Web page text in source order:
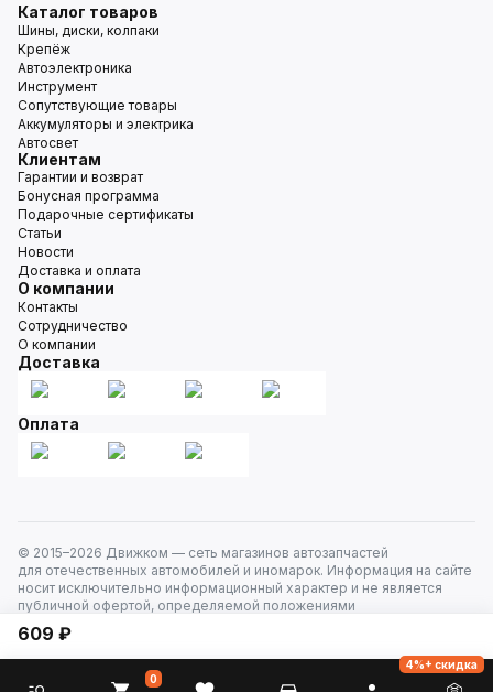
609 ₽
Каталог товаров
Шины, диски, колпаки
Крепёж
Автоэлектроника
Инструмент
Сопутствующие товары
Аккумуляторы и электрика
Автосвет
Клиентам
Гарантии и возврат
Бонусная программа
Подарочные сертификаты
Статьи
Новости
Доставка и оплата
О компании
Контакты
Сотрудничество
О компании
Доставка
Оплата
© 2015–2026 Движком — сеть магазинов автозапчастей
для отечественных автомобилей и иномарок. Информация на сайте
носит исключительно информационный характер и не является
публичной офертой, определяемой положениями
0
4%+ скидка